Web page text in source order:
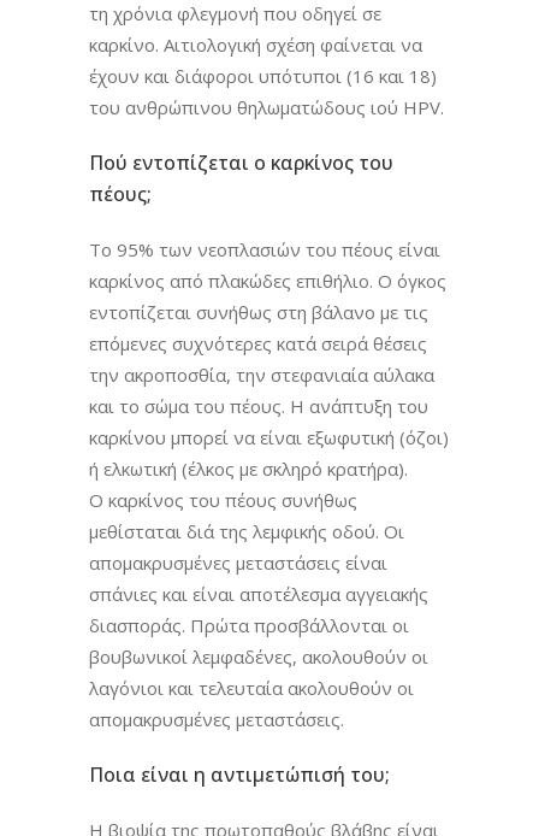
τη χρόνια φλεγμονή που οδηγεί σε
καρκίνο. Αιτιολογική σχέση φαίνεται να
έχουν και διάφοροι υπότυποι (16 και 18)
του ανθρώπινου θηλωματώδους ιού HPV.
Πού εντοπίζεται ο καρκίνος του
πέους;
Το 95% των νεοπλασιών του πέους είναι
καρκίνος από πλακώδες επιθήλιο. Ο όγκος
εντοπίζεται συνήθως στη βάλανο με τις
επόμενες συχνότερες κατά σειρά θέσεις
την ακροποσθία, την στεφανιαία αύλακα
και το σώμα του πέους. Η ανάπτυξη του
καρκίνου μπορεί να είναι εξωφυτική (όζοι)
ή ελκωτική (έλκος με σκληρό κρατήρα).
Ο καρκίνος του πέους συνήθως
μεθίσταται διά της λεμφικής οδού. Οι
απομακρυσμένες μεταστάσεις είναι
σπάνιες και είναι αποτέλεσμα αγγειακής
διασποράς. Πρώτα προσβάλλονται οι
βουβωνικοί λεμφαδένες, ακολουθούν οι
λαγόνιοι και τελευταία ακολουθούν οι
απομακρυσμένες μεταστάσεις.
Ποια είναι η αντιμετώπισή του;
Η βιοψία της πρωτοπαθούς βλάβης είναι